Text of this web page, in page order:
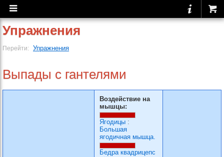
Упражнения
Перейти: Упражнения
Выпады с гантелями
Воздействие на
мышцы:
Ягодицы :
Большая
ягодичная мышца.
Бедра квадрицепс